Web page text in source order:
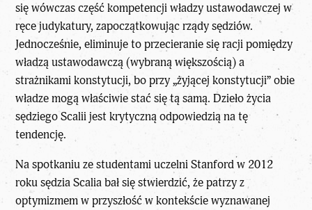
się wówczas część kompetencji władzy ustawodawczej w
ręce judykatury, zapoczątkowując rządy sędziów.
Jednocześnie, eliminuje to przecieranie się racji pomiędzy
władzą ustawodawczą (wybraną większością) a
strażnikami konstytucji, bo przy „żyjącej konstytucji” obie
władze mogą właściwie stać się tą samą. Dzieło życia
sędziego Scalii jest krytyczną odpowiedzią na tę
tendencję.
Na spotkaniu ze studentami uczelni Stanford w 2012
roku sędzia Scalia bał się stwierdzić, że patrzy z
optymizmem w przyszłość w kontekście wyznawanej